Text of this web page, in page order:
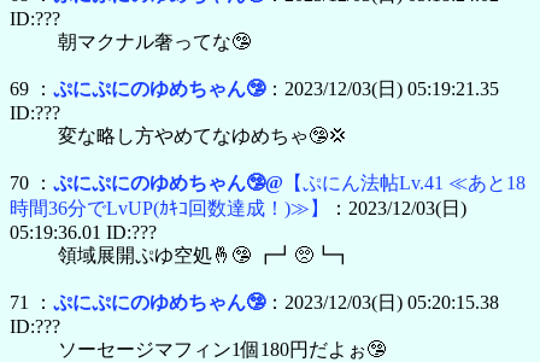
ID:???
朝マクナル奢ってな🤥
69 ： ぷにぷにのゆめちゃん🤥：2023/12/03(日) 05:19:21.35
ID:???
変な略し方やめてなゆめちゃ🤥💢
70 ： ぷにぷにのゆめちゃん🤥@ 【ぷにん法帖Lv.41 ≪あと18
時間36分でLvUP(ｶｷｺ回数達成！)≫】
：2023/12/03(日)
05:19:36.01 ID:???
領域展開ぷゆ空処🤞🤥 ┏┛🥺┗┓
71 ： ぷにぷにのゆめちゃん🤥：2023/12/03(日) 05:20:15.38
ID:???
ソーセージマフィン1個180円だよぉ🤥